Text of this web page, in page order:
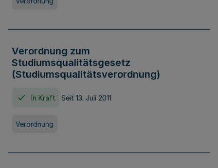
Verordnung zum
Studiumsqualitätsgesetz
(Studiumsqualitätsverordnung)
In Kraft Seit 13. Juli 2011
Verordnung